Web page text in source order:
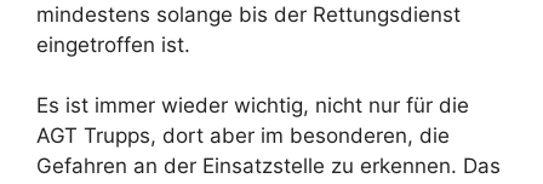
mindestens solange bis der Rettungsdienst
eingetroffen ist.
Es ist immer wieder wichtig, nicht nur für die
AGT Trupps, dort aber im besonderen, die
Gefahren an der Einsatzstelle zu erkennen. Das